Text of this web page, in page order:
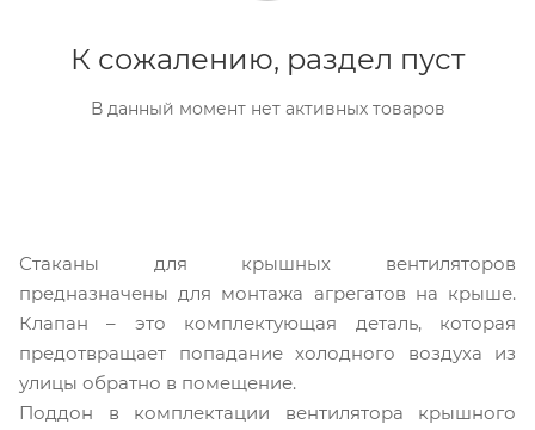
К сожалению, раздел пуст
В данный момент нет активных товаров
Стаканы для крышных вентиляторов
предназначены для монтажа агрегатов на крыше.
Клапан – это комплектующая деталь, которая
предотвращает попадание холодного воздуха из
улицы обратно в помещение.
Поддон в комплектации вентилятора крышного